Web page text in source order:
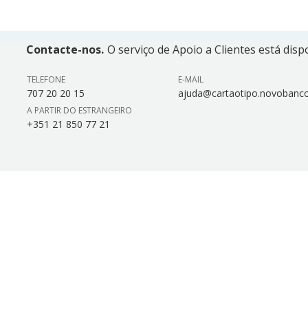
Contacte-nos. O serviço de Apoio a Clientes está
TELEFONE
707 20 20 15
A PARTIR DO ESTRANGEIRO
+351 21 850 77 21
E-MAIL